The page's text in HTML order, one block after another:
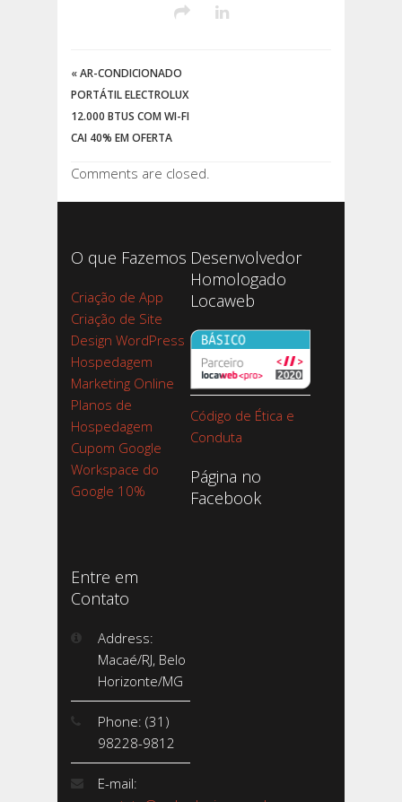
«AR-CONDICIONADO
PORTÁTIL ELECTROLUX
12.000 BTUS COM WI-FI
CAI 40% EM OFERTA
Comments are closed.
O que Fazemos
Criação de App
Criação de Site
Design WordPress
Hospedagem
Marketing Online
Planos de
Hospedagem
Cupom Google
Workspace do
Google 10%
Desenvolvedor
Homologado
Locaweb
Código de Ética e
Conduta
Página no
Facebook
Entre em
Contato
Address:
Macaé/RJ, Belo
Horizonte/MG
Phone: (31)
98228-9812
E-mail: